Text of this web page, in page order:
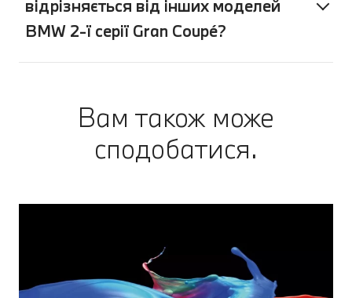
відрізняється від інших моделей
BMW 2-ї серії Gran Coupé?
Вам також може
сподобатися.